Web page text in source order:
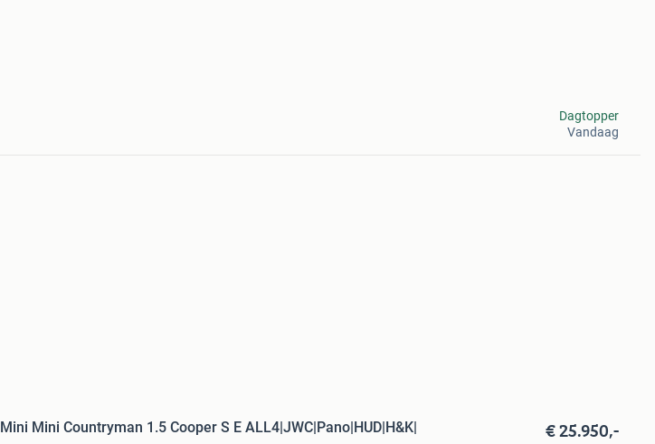
Dagtopper
Vandaag
Mini Mini Countryman 1.5 Cooper S E ALL4|JWC|Pano|HUD|H&K| € 25.950,-